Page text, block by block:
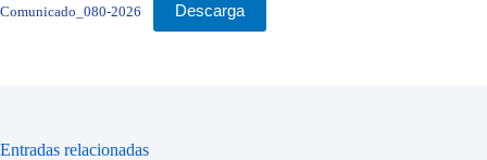
Comunicado_080-2026 Descarga
Entradas relacionadas